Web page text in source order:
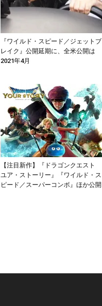
『ワイルド・スピード／ジェットブ
レイク』公開延期に、全米公開は
2021年4月
【注目新作】『ドラゴンクエスト
ユア・ストーリー』『ワイルド・ス
ピード／スーパーコンボ』ほか公開